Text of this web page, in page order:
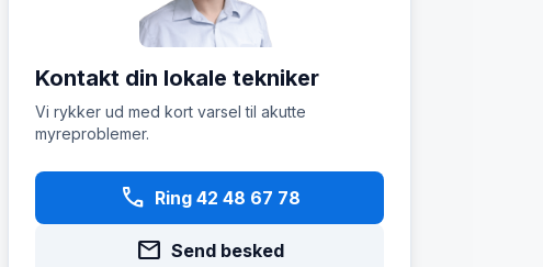
Kontakt din lokale tekniker
Vi rykker ud med kort varsel til akutte
myreproblemer.
phone Ring 42 48 67 78
mail Send besked